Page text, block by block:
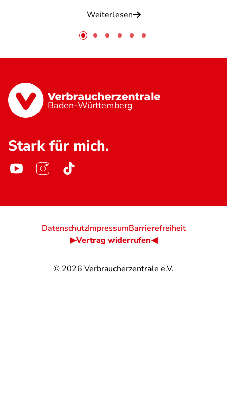
Weiterlesen
Baden-Württemberg
Stark für mich.
© 2026 Verbraucherzentrale e.V.
DatenschutzImpressumBarrierefreiheit
▶Vertrag widerrufen◀